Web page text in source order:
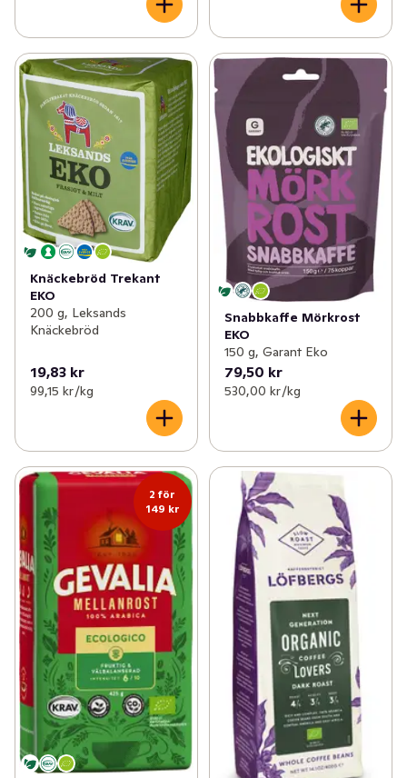
Knäckebröd Trekant
EKO
200 g, Leksands
Knäckebröd
19,83 kr
99,15 kr /kg
Snabbkaffe Mörkrost
EKO
150 g, Garant Eko
79,50 kr
530,00 kr /kg
2 för
149 kr